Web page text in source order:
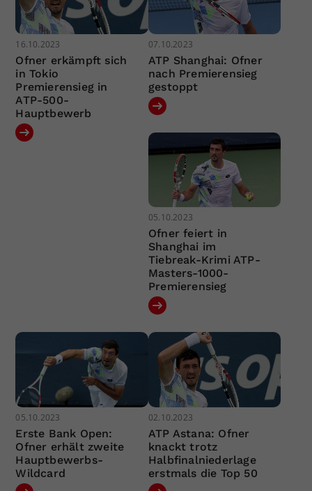
16.10.2023
Ofner erkämpft sich
in Tokio
Premierensieg in
ATP-500-
Hauptbewerb
07.10.2023
ATP Shanghai: Ofner
nach Premierensieg
gestoppt
05.10.2023
Ofner feiert in
Shanghai im
Tiebreak-Krimi ATP-
Masters-1000-
Premierensieg
05.10.2023
Erste Bank Open:
Ofner erhält zweite
Hauptbewerbs-
Wildcard
02.10.2023
ATP Astana: Ofner
knackt trotz
Halbfinalniederlage
erstmals die Top 50